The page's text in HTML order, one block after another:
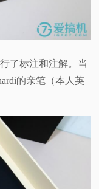
了标注和注解。当
的亲笔（本人英